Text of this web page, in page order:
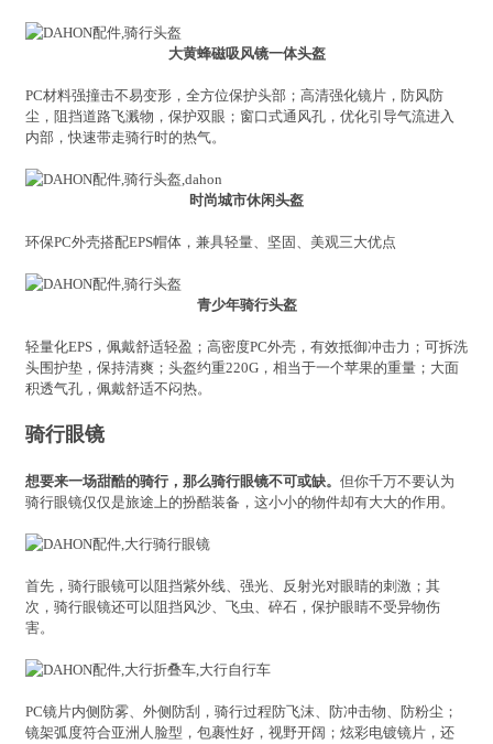
大黄蜂磁吸风镜一体头盔
PC材料强撞击不易变形，全方位保护头部；高清强化镜片，防风防
尘，阻挡道路飞溅物，保护双眼；窗口式通风孔，优化引导气流进入
内部，快速带走骑行时的热气。
时尚城市休闲头盔
环保PC外壳搭配EPS帽体，兼具轻量、坚固、美观三大优点
青少年骑行头盔
轻量化EPS，佩戴舒适轻盈；高密度PC外壳，有效抵御冲击力；可拆洗
头围护垫，保持清爽；头盔约重220G，相当于一个苹果的重量；大面
积透气孔，佩戴舒适不闷热。
骑行眼镜
想要来一场甜酷的骑行，那么骑行眼镜不可或缺。 但你千万不要认为
骑行眼镜仅仅是旅途上的扮酷装备，这小小的物件却有大大的作用。
首先，骑行眼镜可以阻挡紫外线、强光、反射光对眼睛的刺激；其
次，骑行眼镜还可以阻挡风沙、飞虫、碎石，保护眼睛不受异物伤
害。
PC镜片内侧防雾、外侧防刮，骑行过程防飞沫、防冲击物、防粉尘；
镜架弧度符合亚洲人脸型，包裹性好，视野开阔；炫彩电镀镜片，还